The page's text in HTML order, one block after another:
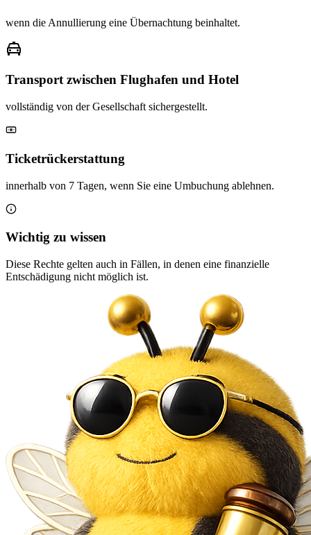
wenn die Annullierung eine Übernachtung beinhaltet.
Transport zwischen Flughafen und Hotel
vollständig von der Gesellschaft sichergestellt.
Ticketrückerstattung
innerhalb von 7 Tagen, wenn Sie eine Umbuchung ablehnen.
Wichtig zu wissen
Diese Rechte gelten auch in Fällen, in denen eine finanzielle
Entschädigung nicht möglich ist.